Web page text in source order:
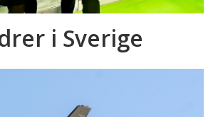
i Sverige